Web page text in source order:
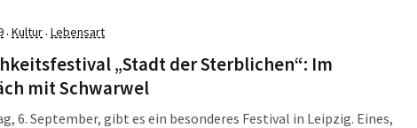
Ein Festival in Leipzig hat sich in diesem September
dem Tod ins Gesicht zu sehen und Frank Pasic von der
Funus Stiftung weiß, wie „wichtig und sinnstiftend der
dem Tod sein kann“.
· Kultur· Lebensart
„Stadt der Sterblichen“: Im
mit Schwarwel
6. September, gibt es ein besonderes Festival in Leipzig. Eines,